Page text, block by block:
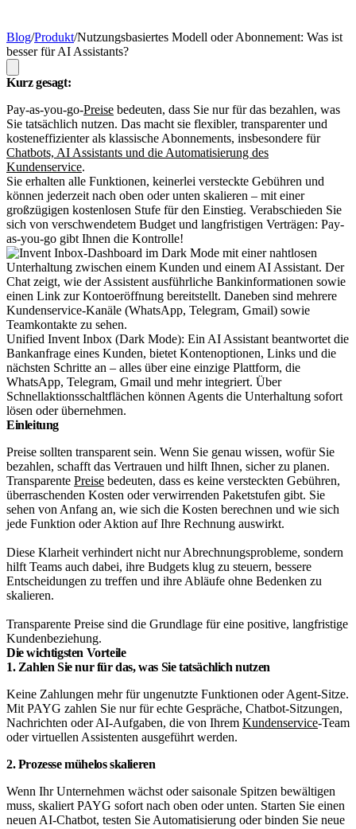
Blog/Produkt/Nutzungsbasiertes Modell oder Abonnement: Was ist
besser für AI Assistants?
Kurz gesagt:
Pay-as-you-go-Preise bedeuten, dass Sie nur für das bezahlen, was
Sie tatsächlich nutzen. Das macht sie flexibler, transparenter und
kosteneffizienter als klassische Abonnements, insbesondere für
Chatbots, AI Assistants und die Automatisierung des
Kundenservice.
Sie erhalten alle Funktionen, keinerlei versteckte Gebühren und
können jederzeit nach oben oder unten skalieren – mit einer
großzügigen kostenlosen Stufe für den Einstieg. Verabschieden Sie
sich von verschwendetem Budget und langfristigen Verträgen: Pay-
as-you-go gibt Ihnen die Kontrolle!
Unified Invent Inbox (Dark Mode): Ein AI Assistant beantwortet die
Bankanfrage eines Kunden, bietet Kontenoptionen, Links und die
nächsten Schritte an – alles über eine einzige Plattform, die
WhatsApp, Telegram, Gmail und mehr integriert. Über
Schnellaktionsschaltflächen können Agents die Unterhaltung sofort
lösen oder übernehmen.
Einleitung
Preise sollten transparent sein. Wenn Sie genau wissen, wofür Sie
bezahlen, schafft das Vertrauen und hilft Ihnen, sicher zu planen.
Transparente Preise bedeuten, dass es keine versteckten Gebühren,
überraschenden Kosten oder verwirrenden Paketstufen gibt. Sie
sehen von Anfang an, wie sich die Kosten berechnen und wie sich
jede Funktion oder Aktion auf Ihre Rechnung auswirkt.
Diese Klarheit verhindert nicht nur Abrechnungsprobleme, sondern
hilft Teams auch dabei, ihre Budgets klug zu steuern, bessere
Entscheidungen zu treffen und ihre Abläufe ohne Bedenken zu
skalieren.
Transparente Preise sind die Grundlage für eine positive, langfristige
Kundenbeziehung.
Die wichtigsten Vorteile
1. Zahlen Sie nur für das, was Sie tatsächlich nutzen
Keine Zahlungen mehr für ungenutzte Funktionen oder Agent-Sitze.
Mit PAYG zahlen Sie nur für echte Gespräche, Chatbot-Sitzungen,
Nachrichten oder AI-Aufgaben, die von Ihrem Kundenservice-Team
oder virtuellen Assistenten ausgeführt werden.
2. Prozesse mühelos skalieren
Wenn Ihr Unternehmen wächst oder saisonale Spitzen bewältigen
muss, skaliert PAYG sofort nach oben oder unten. Starten Sie einen
neuen AI-Chatbot, testen Sie Automatisierung oder binden Sie neue